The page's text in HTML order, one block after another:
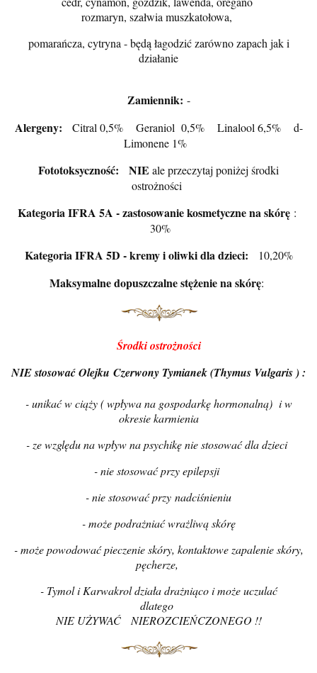
rozmaryn, szałwia muszkatołowa,
pomarańcza, cytryna - będą łagodzić zarówno zapach jak i
działanie
Zamiennik: -
Alergeny: Citral 0,5% Geraniol 0,5% Linalool 6,5% d-
Limonene 1%
Fototoksyczność: NIE ale przeczytaj poniżej środki
ostrożności
Kategoria IFRA 5A - zastosowanie kosmetyczne na skórę:
30%
Kategoria IFRA 5D - kremy i oliwki dla dzieci: 10,20%
Maksymalne dopuszczalne stężenie na skórę:
Środki ostrożności
NIE stosować Olejku Czerwony Tymianek (Thymus Vulgaris ) :
- unikać w ciąży ( wpływa na gospodarkę hormonalną) i w
okresie karmienia
- ze względu na wpływ na psychikę nie stosować dla dzieci
- nie stosować przy epilepsji
- nie stosować przy nadciśnieniu
- może podrażniać wrażliwą skórę
- może powodować pieczenie skóry, kontaktowe zapalenie skóry,
pęcherze,
- Tymol i Karwakrol działa drażniąco i może uczulać
dlatego
NIE UŻYWAĆ NIEROZCIEŃCZONEGO !!